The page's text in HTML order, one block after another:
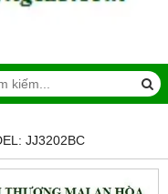
JJ3202BC